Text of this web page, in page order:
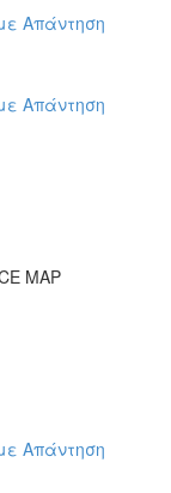
Απάντηση
Απάντηση
MAP
Απάντηση